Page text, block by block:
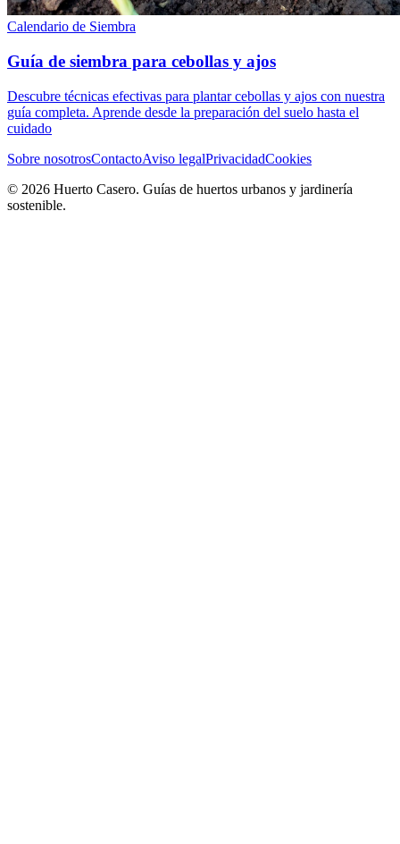
Calendario de Siembra
Guía de siembra para cebollas y ajos
Descubre técnicas efectivas para plantar cebollas y ajos con nuestra
guía completa. Aprende desde la preparación del suelo hasta el
cuidado
Sobre nosotrosContactoAviso legalPrivacidadCookies
© 2026 Huerto Casero. Guías de huertos urbanos y jardinería
sostenible.